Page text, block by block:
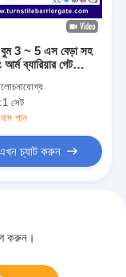
বুম 3 ~ 5 এস বেড়া সহ
আর্ম ব্যারিয়ার গেট
1 সেট
পান
চ্যাট করুন
করুন।